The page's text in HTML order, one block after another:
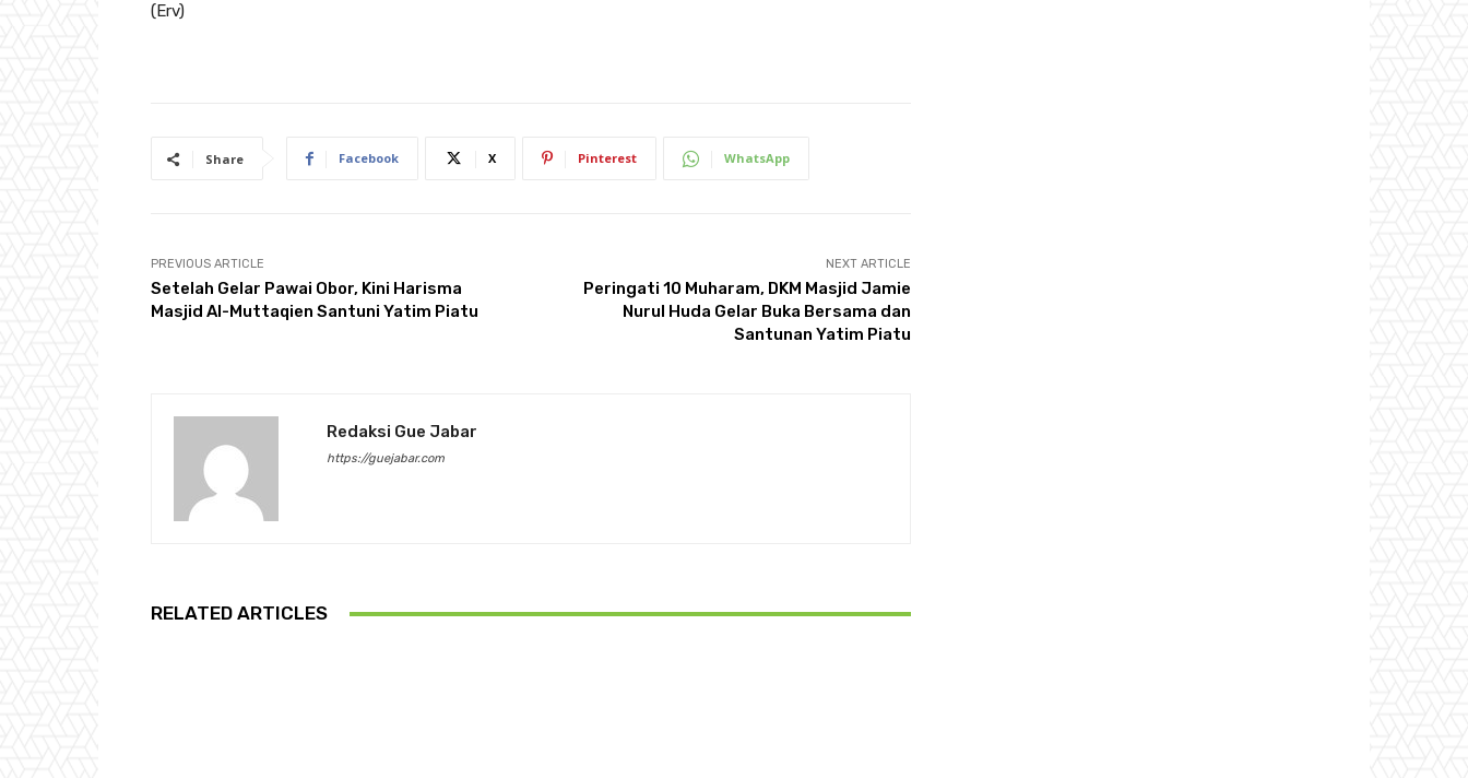
(Erv)
Share Facebook X Pinterest WhatsApp
PREVIOUS ARTICLE
Setelah Gelar Pawai Obor, Kini Harisma
Masjid Al-Muttaqien Santuni Yatim Piatu
NEXT ARTICLE
Peringati 10 Muharam, DKM Masjid Jamie
Nurul Huda Gelar Buka Bersama dan
Santunan Yatim Piatu
Redaksi Gue Jabar
https://guejabar.com
RELATED ARTICLES